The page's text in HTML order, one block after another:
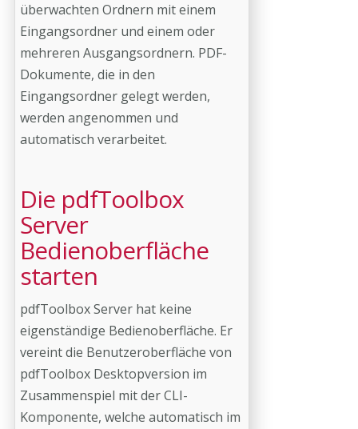
überwachten Ordnern mit einem
Eingangsordner und einem oder
mehreren Ausgangsordnern. PDF-
Dokumente, die in den
Eingangsordner gelegt werden,
werden angenommen und
automatisch verarbeitet.
Die pdfToolbox
Server
Bedienoberfläche
starten
pdfToolbox Server hat keine
eigenständige Bedienoberfläche. Er
vereint die Benutzeroberfläche von
pdfToolbox Desktopversion im
Zusammenspiel mit der CLI-
Komponente, welche automatisch im